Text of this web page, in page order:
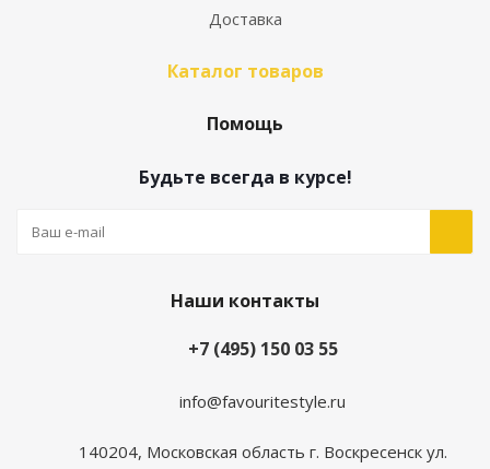
Доставка
Каталог товаров
Помощь
Будьте всегда в курсе!
Наши контакты
+7 (495) 150 03 55
info@favouritestyle.ru
140204, Московская область г. Воскресенск ул.